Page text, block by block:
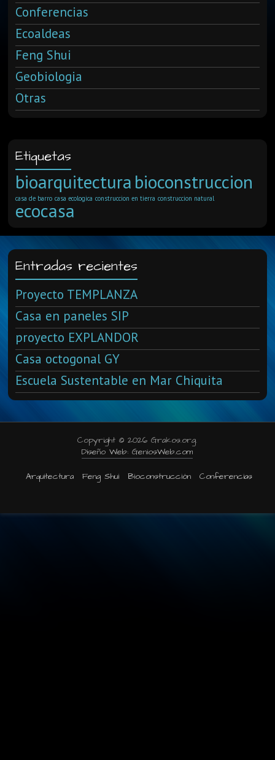
Conferencias
Ecoaldeas
Feng Shui
Geobiologia
Otras
Etiquetas
bioarquitectura bioconstruccion
casa de barro casa ecologica construccion en tierra construccion natural
ecocasa
Entradas recientes
Proyecto TEMPLANZA
Casa en paneles SIP
proyecto EXPLANDOR
Casa octogonal GY
Escuela Sustentable en Mar Chiquita
Copyright © 2026 Grakos.org.
Diseño Web: GeniosWeb.com
Arquitectura
Feng Shui Bioconstrucción Conferencias